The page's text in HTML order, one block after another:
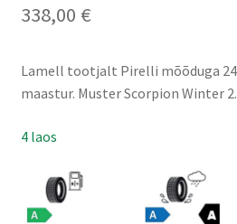
338,00 €
Lamell tootjalt Pirelli mõõduga
maastur. Muster Scorpion Winter
4 laos